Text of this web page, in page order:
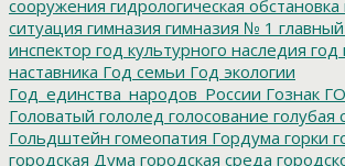
сооружения гидрологическая обстановка
ситуация гимназия гимназия № 1
инспектор год культурного наследия год
наставника Год семьи Год экологии
Год_единства_народов_России Гознак
Головатый гололед голосование голубая
Гольдштейн гомеопатия Гордума горки
городская Дума городская среда